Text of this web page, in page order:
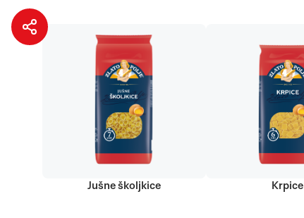
Jušne školjkice Krpice